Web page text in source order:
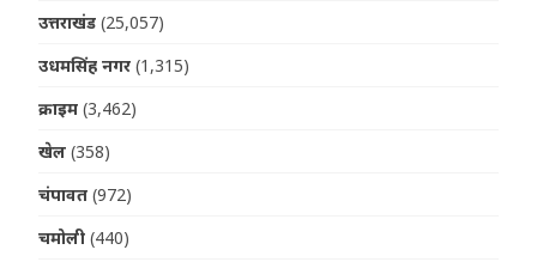
उत्तराखंड (25,057)
उधमसिंह नगर (1,315)
क्राइम (3,462)
खेल (358)
चंपावत (972)
चमोली (440)